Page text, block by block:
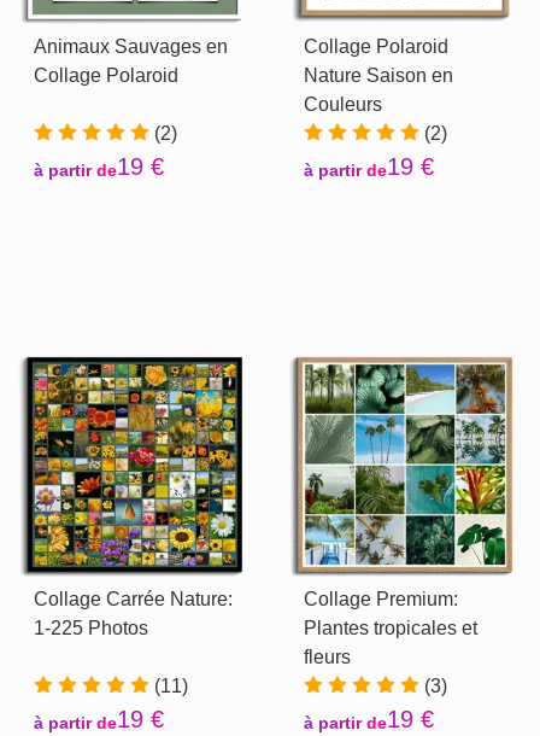
Animaux Sauvages en
Collage Polaroid
(2)
à partir de19 €
Collage Polaroid
Nature Saison en
Couleurs
(2)
à partir de19 €
Collage Carrée Nature:
1-225 Photos
(11)
à partir de19 €
Collage Premium:
Plantes tropicales et
fleurs
(3)
à partir de19 €